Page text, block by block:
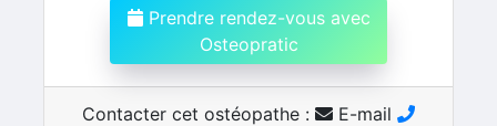
Prendre rendez-vous avec
Osteopratic
Contacter cet ostéopathe :
E-mail